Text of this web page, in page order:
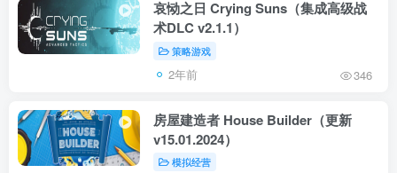
哀恸之日 Crying Suns（集成高级战
术DLC v2.1.1）
策略游戏
2年前 346
房屋建造者 House Builder（更新
v15.01.2024）
模拟经营